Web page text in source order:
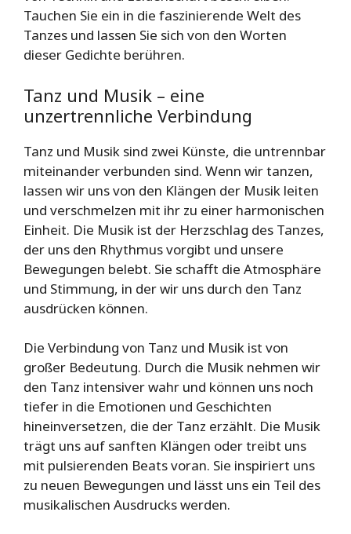
Tauchen Sie ein in die faszinierende Welt des
Tanzes und lassen Sie sich von den Worten
dieser Gedichte berühren.
Tanz und Musik – eine
unzertrennliche Verbindung
Tanz und Musik sind zwei Künste, die untrennbar
miteinander verbunden sind. Wenn wir tanzen,
lassen wir uns von den Klängen der Musik leiten
und verschmelzen mit ihr zu einer harmonischen
Einheit. Die Musik ist der Herzschlag des Tanzes,
der uns den Rhythmus vorgibt und unsere
Bewegungen belebt. Sie schafft die Atmosphäre
und Stimmung, in der wir uns durch den Tanz
ausdrücken können.
Die Verbindung von Tanz und Musik ist von
großer Bedeutung. Durch die Musik nehmen wir
den Tanz intensiver wahr und können uns noch
tiefer in die Emotionen und Geschichten
hineinversetzen, die der Tanz erzählt. Die Musik
trägt uns auf sanften Klängen oder treibt uns
mit pulsierenden Beats voran. Sie inspiriert uns
zu neuen Bewegungen und lässt uns ein Teil des
musikalischen Ausdrucks werden.